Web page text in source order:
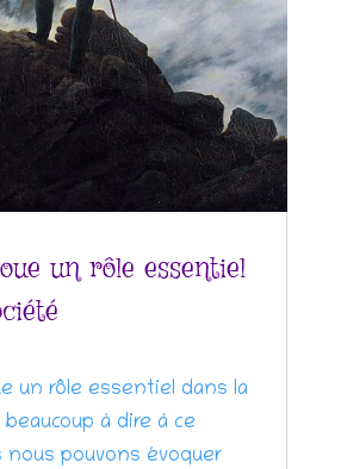
un rôle essentiel
un rôle essentiel dans la
à dire à ce
nous pouvons évoquer